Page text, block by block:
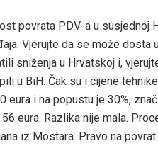
povrata PDV-a u susjednoj
Vjerujte da se može
sniženja u Hrvatskoj i,
u BiH. Čak su i cijene
eura i na popustu je 30%,
eura. Razlika nije mala.
iz Mostara. Pravo na